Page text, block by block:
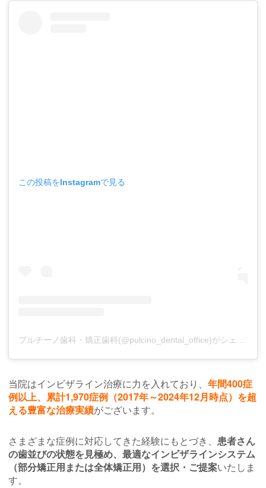
この投稿をInstagramで見る
プルチーノ歯科・矯正歯科(@pulcino_dental_office)がシェアした投稿
当院はインビザライン治療に力を入れており、 年間400症
例以上、累計1,970症例（2017年～2024年12月時点）を超
える豊富な治療実績がございます。
さまざまな症例に対応してきた経験にもとづき、 患者さん
の歯並びの状態を見極め、最適なインビザラインシステム
（部分矯正用または全体矯正用）を選択・ご提案いたしま
す。